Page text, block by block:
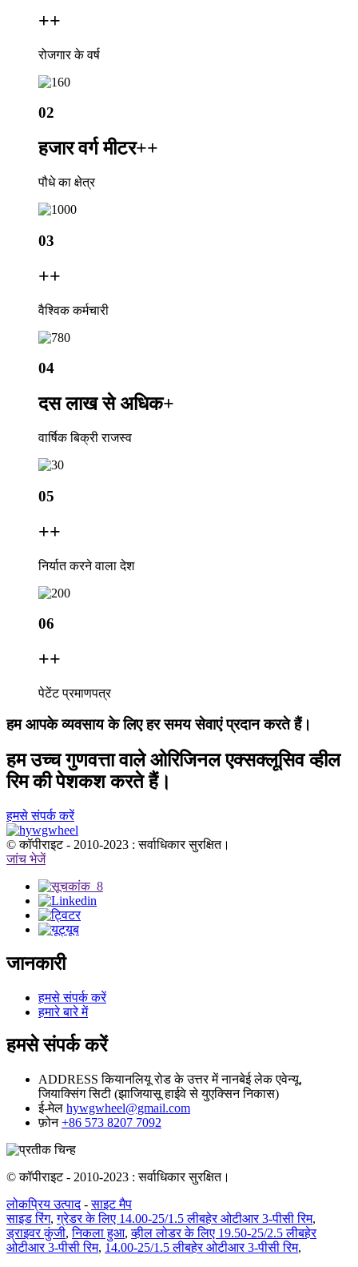
++
रोजगार के वर्ष
02
हजार वर्ग मीटर++
पौधे का क्षेत्र
03
++
वैश्विक कर्मचारी
04
दस लाख से अधिक+
वार्षिक बिक्री राजस्व
05
++
निर्यात करने वाला देश
06
++
पेटेंट प्रमाणपत्र
हम आपके व्यवसाय के लिए हर समय सेवाएं प्रदान करते हैं।
हम उच्च गुणवत्ता वाले ओरिजिनल एक्सक्लूसिव व्हील
रिम की पेशकश करते हैं।
हमसे संपर्क करें
© कॉपीराइट - 2010-2023 : सर्वाधिकार सुरक्षित।
जांच भेजें
जानकारी
हमसे संपर्क करें
हमारे बारे में
हमसे संपर्क करें
ADDRESS कियानलियू रोड के उत्तर में नानबेई लेक एवेन्यू,
जियाक्सिंग सिटी (झाजियासू हाईवे से युएक्सिन निकास)
ई-मेल hywgwheel@gmail.com
फ़ोन +86 573 8207 7092
© कॉपीराइट - 2010-2023 : सर्वाधिकार सुरक्षित।
लोकप्रिय उत्पाद-साइट मैप
साइड रिंग,ग्रेडर के लिए 14.00-25/1.5 लीबहेर ओटीआर 3-पीसी रिम,
ड्राइवर कुंजी,निकला हुआ,व्हील लोडर के लिए 19.50-25/2.5 लीबहेर
ओटीआर 3-पीसी रिम, 14.00-25/1.5 लीबहेर ओटीआर 3-पीसी रिम,